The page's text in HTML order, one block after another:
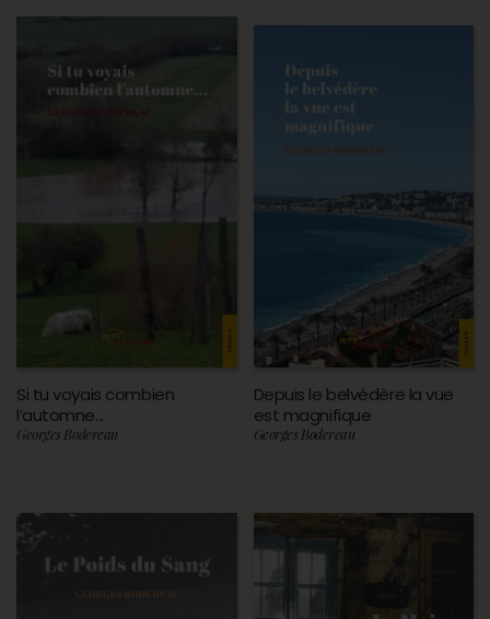
Si tu voyais combien
l’automne...
Georges Bodereau
Depuis le belvédère la vue
est magnifique
Georges Bodereau